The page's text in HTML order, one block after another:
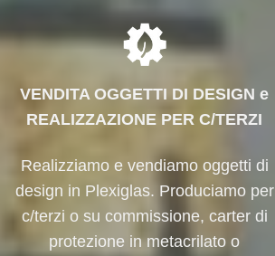
VENDITA OGGETTI DI DESIGN e
REALIZZAZIONE PER C/TERZI
Realizziamo e vendiamo oggetti di
design in Plexiglas. Produciamo per
c/terzi o su commissione, carter di
protezione in metacrilato o